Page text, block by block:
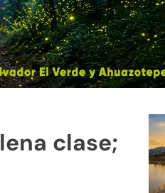
clase;